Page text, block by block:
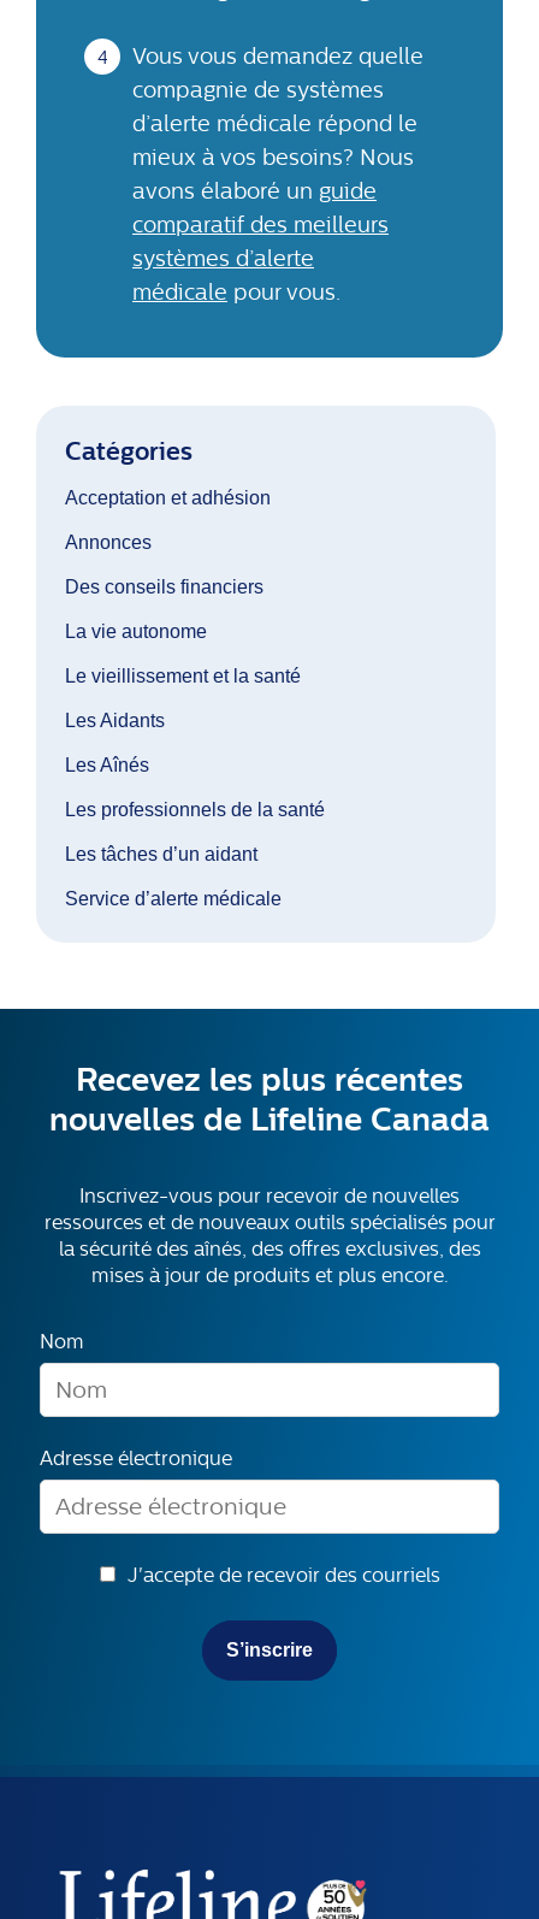
Catégories
Acceptation et adhésion
Annonces
Des conseils financiers
La vie autonome
Le vieillissement et la santé
Les Aidants
Les Aînés
Les professionnels de la santé
Les tâches d’un aidant
Service d’alerte médicale
Vous vous demandez quelle
compagnie de systèmes
d’alerte médicale répond le
mieux à vos besoins? Nous
avons élaboré un guide
comparatif des meilleurs
systèmes d’alerte
médicale pour vous.
Recevez les plus récentes
nouvelles de Lifeline Canada
Inscrivez-vous pour recevoir de nouvelles
ressources et de nouveaux outils spécialisés pour
la sécurité des aînés, des offres exclusives, des
mises à jour de produits et plus encore.
Nom
Adresse électronique
J'accepte de recevoir des courriels
S’inscrire